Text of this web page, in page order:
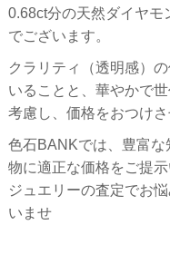
0.68ct分の天然ダイヤ
でございます。
クラリティ（透明感）
いることと、華やかで
考慮し、価格をおつけ
色石BANKでは、豊富
物に適正な価格をご提示
ジュエリーの査定でお
いませ